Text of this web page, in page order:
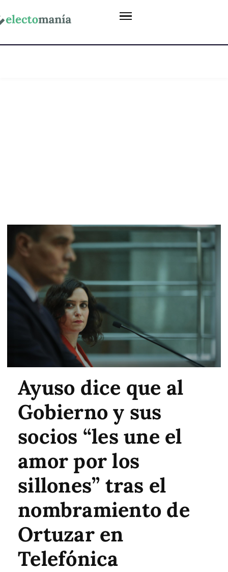
Ayuso dice que al
Gobierno y sus
socios “les une el
amor por los
sillones” tras el
nombramiento de
Ortuzar en
Telefónica